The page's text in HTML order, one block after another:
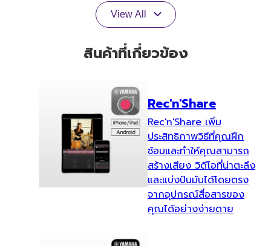
View All
สินค้าที่เกี่ยวข้อง
Rec'n'Share
Rec'n'Share เพิ่ม
ประสิทธิภาพวิธีที่คุณฝึก
ซ้อมและทำให้คุณสามารถ
สร้างเสียง วิดีโอที่น่าตะลึง
และแบ่งปันมันได้โดยตรง
จากอุปกรณ์สื่อสารของ
คุณได้อย่างง่ายดาย